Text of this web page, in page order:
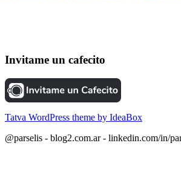
Invitame un cafecito
Tatva WordPress theme by IdeaBox
@parselis - blog2.com.ar - linkedin.com/in/